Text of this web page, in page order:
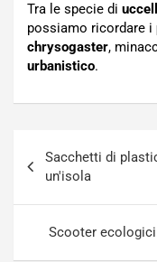
Tra le specie di
possiamo ricordare i
chrysogaster,
urbanistico.
articoli
Sacchetti di
un'isola
Scooter